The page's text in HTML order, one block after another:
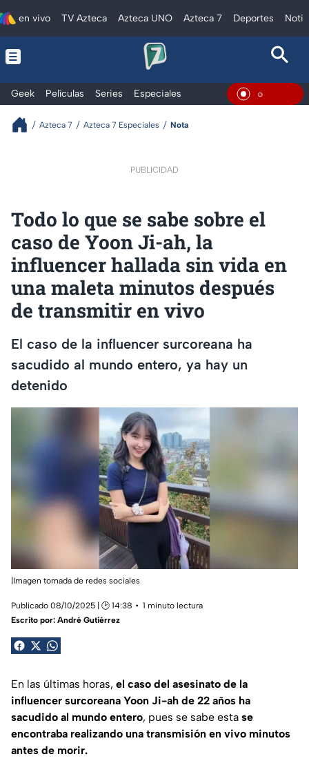
en vivo TV Azteca Azteca UNO Azteca 7 Deportes
Geek Películas Series Especiales En Vivo
Azteca 7 Azteca 7 Especiales Nota
PUBLICIDAD
Todo lo que se sabe sobre el
caso de Yoon Ji-ah, la
influencer hallada sin vida en
una maleta minutos después
de transmitir en vivo
El caso de la influencer surcoreana ha
sacudido al mundo entero, ya hay un
detenido
|Imagen tomada de redes sociales
Publicado 08/10/2025 | 🕑 14:38
1 minuto lectura
Escrito por: André Gutiérrez
En las últimas horas, el caso del asesinato de la
influencer surcoreana Yoon Ji-ah de 22 años ha
sacudido al mundo entero, pues se sabe esta se
encontraba realizando una transmisión en vivo minutos
antes de morir.